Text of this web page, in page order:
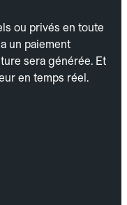
ou privés en toute
un paiement
sera générée. Et
en temps réel.